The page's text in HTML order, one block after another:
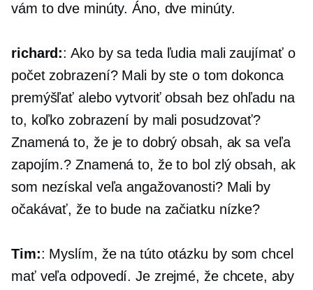
vám to dve minúty. Áno, dve minúty.
richard:: Ako by sa teda ľudia mali zaujímať o
počet zobrazení? Mali by ste o tom dokonca
premýšľať alebo vytvoriť obsah bez ohľadu na
to, koľko zobrazení by mali posudzovať?
Znamená to, že je to dobrý obsah, ak sa veľa
zapojím.? Znamená to, že to bol zlý obsah, ak
som nezískal veľa angažovanosti? Mali by
očakávať, že to bude na začiatku nízke?
Tim:: Myslím, že na túto otázku by som chcel
mať veľa odpovedí. Je zrejmé, že chcete, aby